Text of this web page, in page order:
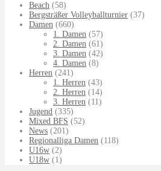
Beach (58)
Bergsträßer Volleyballturnier (37)
Damen (660)
1. Damen (57)
2. Damen (61)
3. Damen (42)
4. Damen (8)
Herren (241)
1. Herren (43)
2. Herren (14)
3. Herren (11)
Jugend (335)
Mixed BFS (52)
News (201)
Regionalliga Damen (118)
U16w (2)
U18w (1)